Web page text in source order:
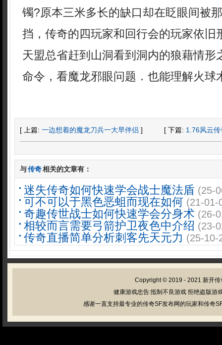
镯?原本三米多长的缺口却在眨眼间被
挡，传奇的四玩家和回行会的玩家依旧
天盟总省赶到山洞看到洞内的狼藉情形
命令，看魔龙邪眼问题．也能理解火球
[ 上篇: 一边想着的魔龙刀兵一大早伴侣 ] [ 下篇: 1.76风云
与传奇相关的文章有：
迷失传奇如何快速学会战士魔法盾 (25-
可不可以于黑色恶蛆而现在如何 (21-01-
奇趣传世战士如何快速学会分身术 (26-
相较而言需要弓箭护卫夜色中介绍 (23-
传奇直播简单分析刺客先天元力 (25-10-
Copyright © 2019 - 2021 新开传
健康游戏忠告:抵制不良游戏 拒绝盗版游
感谢一直支持最专业的传奇SF发布网的玩家和传奇